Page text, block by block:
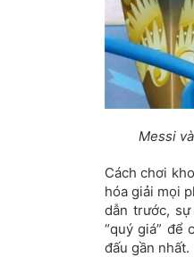
Messi
Cách chơi
hóa giải mọi
dẫn trước,
“quý giá” để
đấu gần nhất.